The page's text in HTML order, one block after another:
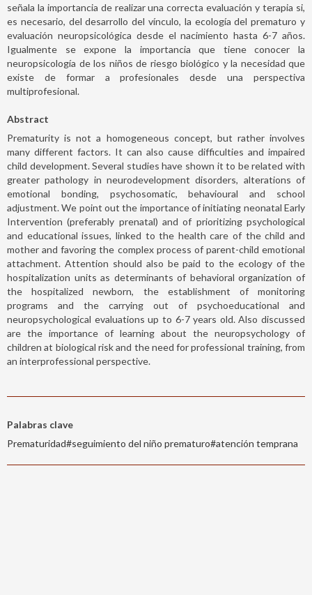
señala la importancia de realizar una correcta evaluación y terapia si,
es necesario, del desarrollo del vínculo, la ecología del prematuro y
evaluación neuropsicológica desde el nacimiento hasta 6-7 años.
Igualmente se expone la importancia que tiene conocer la
neuropsicología de los niños de riesgo biológico y la necesidad que
existe de formar a profesionales desde una perspectiva
multiprofesional.
Abstract
Prematurity is not a homogeneous concept, but rather involves
many different factors. It can also cause difficulties and impaired
child development. Several studies have shown it to be related with
greater pathology in neurodevelopment disorders, alterations of
emotional bonding, psychosomatic, behavioural and school
adjustment. We point out the importance of initiating neonatal Early
Intervention (preferably prenatal) and of prioritizing psychological
and educational issues, linked to the health care of the child and
mother and favoring the complex process of parent-child emotional
attachment. Attention should also be paid to the ecology of the
hospitalization units as determinants of behavioral organization of
the hospitalized newborn, the establishment of monitoring
programs and the carrying out of psychoeducational and
neuropsychological evaluations up to 6-7 years old. Also discussed
are the importance of learning about the neuropsychology of
children at biological risk and the need for professional training, from
an interprofessional perspective.
Palabras clave
Prematuridad#seguimiento del niño prematuro#atención temprana